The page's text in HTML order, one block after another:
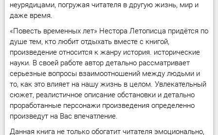
неурядицами, погружая читателя в другую жизнь, мир и
даже время.
«Повесть временных лет» Нестора Летописца придётся по
душе тем, кто любит отдыхать вместе с книгой,
произведение относится к жанру история. исторические
науки. В своей работе автор детально рассматривает
серьезные вопросы взаимоотношений между людьми и
то, как это влияет на нашу жизнь в целом. Увлекательный
сюжет, реалистичное описание обстановки и детально
проработанные персонажи произведения определенно
произведут на Вас впечатление.
Данная книга не только обогатит читателя эмоционально,